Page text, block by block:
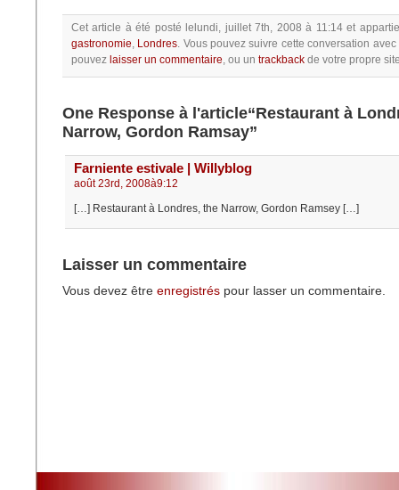
Cet article à été posté lelundi, juillet 7th, 2008 à 11:14et
gastronomie, Londres. Vous pouvez suivre cette conversation avec
pouvez laisser un commentaire, ou un trackback de votre propre
One Response à l'article“Restaurant à
Narrow, Gordon Ramsay”
Farniente estivale | Willyblog
août 23rd, 2008à9:12
[…] Restaurant à Londres, the Narrow, Gordon Ramsey […]
Laisser un commentaire
Vous devez être enregistrés pour lasser un commentaire.